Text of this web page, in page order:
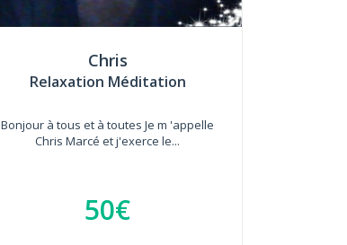
Chris
Relaxation Méditation
Bonjour à tous et à toutes Je m 'appelle
Chris Marcé et j'exerce le...
50€